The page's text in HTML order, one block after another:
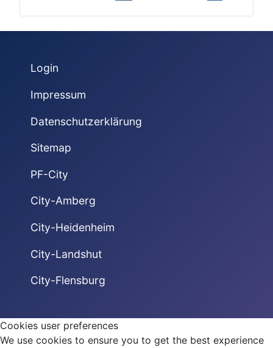
Login
Impressum
Datenschutzerklärung
Sitemap
PF-City
City-Amberg
City-Heidenheim
City-Landshut
City-Flensburg
Cookies user preferences
We use cookies to ensure you to get the best experience